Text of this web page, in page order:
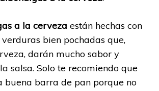
a la cerveza están hechas con
bien pochadas que,
darán mucho sabor y
salsa. Solo te recomiendo que
buena barra de pan porque no